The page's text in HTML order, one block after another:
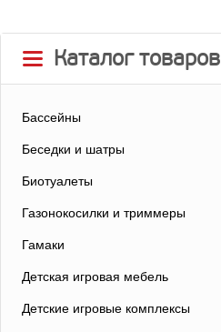
Каталог товаров
Бассейны
Беседки и шатры
Биотуалеты
Газонокосилки и триммеры
Гамаки
Детская игровая мебель
Детские игровые комплексы